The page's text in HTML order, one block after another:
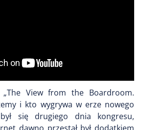
„The View from the Boardroom.
i kto wygrywa w erze nowego
się drugiego dnia kongresu,